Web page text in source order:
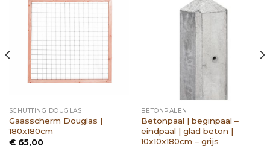
SCHUTTING DOUGLAS
Gaasscherm Douglas |
180x180cm
€65,00
BETONPALEN
Betonpaal | beginpaal –
eindpaal | glad beton |
10x10x180cm – grijs